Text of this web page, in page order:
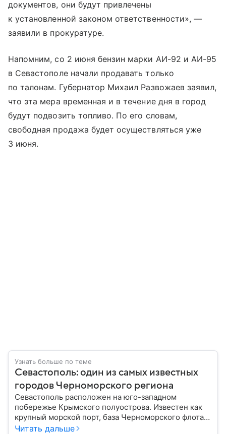
документов, они будут привлечены
к установленной законом ответственности», —
заявили в прокуратуре.
Напомним, со 2 июня бензин марки АИ-92 и АИ-95
в Севастополе начали продавать только
по талонам. Губернатор Михаил Развожаев заявил,
что эта мера временная и в течение дня в город
будут подвозить топливо. По его словам,
свободная продажа будет осуществляться уже
3 июня.
Узнать больше по теме
Севастополь: один из самых известных
городов Черноморского региона
Севастополь расположен на юго-западном
побережье Крымского полуострова. Известен как
крупный морской порт, база Черноморского флота и
город с богатой военной историей, сыгравший
Читать дальше